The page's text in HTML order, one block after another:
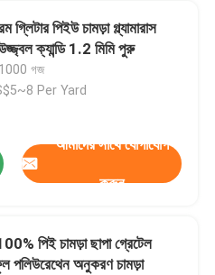
গ্লিটার পিইউ চামড়া গ্ল্যামারাস
ক্যান্ডি 1.2 মিমি পুরু
গজ
Per Yard
আমাদের সাথে যোগাযোগ
করুন
পিই চামড়া ছাপা গ্রেটেল
পলিউরেথেন অনুকরণ চামড়া